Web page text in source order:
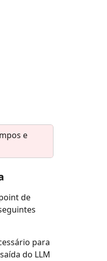
e
de
para
do LLM